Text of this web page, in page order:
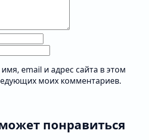
email и адрес сайта в этом
моих комментариев.
понравиться